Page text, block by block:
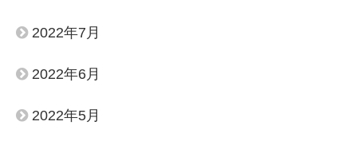
2022年7月
2022年6月
2022年5月